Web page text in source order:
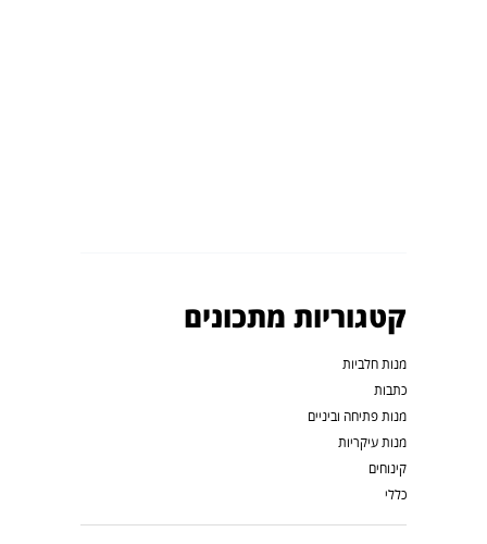
קטגוריות מתכונים
מנות חלביות
כתבות
מנות פתיחה וביניים
מנות עיקריות
קינוחים
כללי